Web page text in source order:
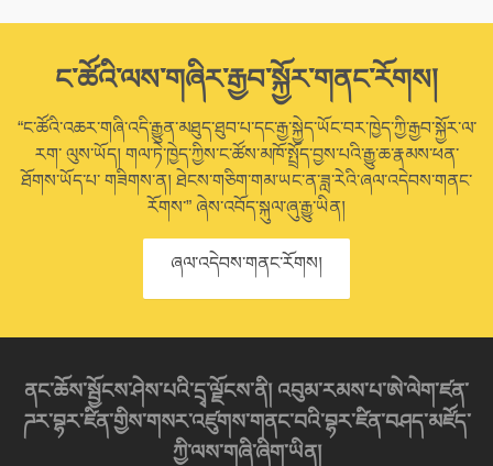
ང་ཚོའི་ལས་གཞིར་རྒྱབ་སྐྱོར་གནང་རོགས།
“ང་ཚོའི་འཆར་གཞི་འདི་རྒྱུན་མཐུད་ཐུབ་པ་དང་རྒྱ་སྐྱེད་ཡོང་བར་ཁྱེད་ཀྱི་རྒྱབ་སྐྱོར་ལ་
རག་ ལུས་ཡོད། གལ་ཏེ་ཁྱེད་ཀྱིས་ང་ཚོས་མཁོ་སྤྲོད་བྱས་པའི་རྒྱུ་ཆ་རྣམས་ཕན་
ཐོགས་ཡོད་པ་ གཟིགས་ན། ཐེངས་གཅིག་གམ་ཡང་ན་ཟླ་རེའི་ཞལ་འདེབས་གནང་
རོགས་” ཞེས་འབོད་སྐུལ་ཞུ་རྒྱུ་ཡིན།
ཞལ་འདེབས་གནང་རོགས།
ནང་ཆོས་སྦྱོངས་ཤེས་པའི་དྲྭ་ལྗོངས་ནི། འབུམ་རམས་པ་ཨེ་ལེག་ཛན་
ཌར་བྷར་ཛིན་གྱིས་གསར་འཛུགས་གནང་བའི་བྷར་ཛིན་བཤད་མཛོད་
ཀྱི་ལས་གཞི་ཞིག་ཡིན།